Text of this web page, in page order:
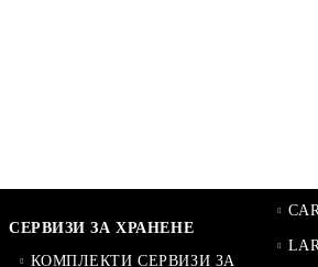
СЕРВИЗИ ЗА ХРАНЕНЕ
КОМПЛЕКТИ СЕРВИЗИ ЗА